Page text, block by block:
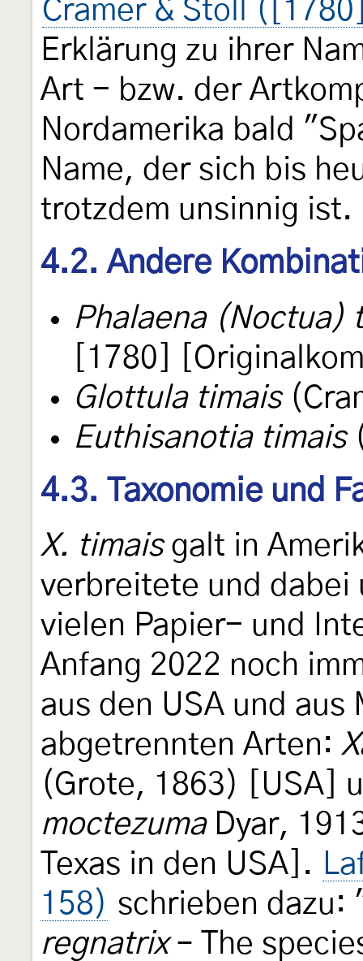
Cramer & Stoll
Erklärung zu ihrer
Art - bzw. der
Nordamerika bald
Name, der sich bis
trotzdem unsinnig ist.
4.2. Andere
Phalaena (Noctua)
[1780]
Glottula timais
Euthisanotia timais
4.3. Taxonomie und
X. timaisgalt in
verbreitete und dabei
vielen Papier- und
Anfang 2022 noch
aus den USA und aus
abgetrennten Arten:
(Grote, 1863) [USA]
moctezumaDyar,
Texas in den USA].
158) schrieben dazu:
regnatrix– The